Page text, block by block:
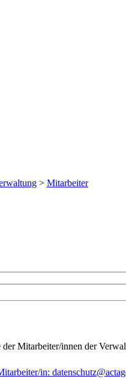
> Mitarbeiter
der Mitarbeiter/innen der